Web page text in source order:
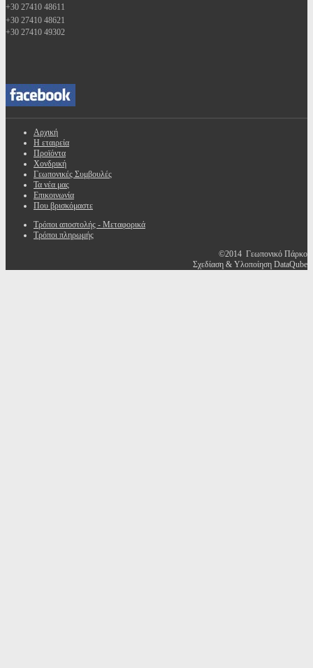
+30 27410 48611
+30 27410 48621
+30 27410 49302
Αρχική
Η εταιρεία
Προϊόντα
Χονδρική
Γεωπονικές Συμβουλές
Τα νέα μας
Επικοινωνία
Που βρισκόμαστε
Τρόποι αποστολής - Μεταφορικά
Τρόποι πληρωμής
©2014 Γεωπονικό Πάρκο
Σχεδίαση & Υλοποίηση DataQube